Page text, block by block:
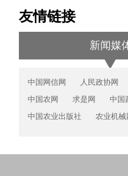
友情链接
新闻媒
中国网信网 人民政协网
中国农网
求是网 中国
中国农业出版社
农业机械